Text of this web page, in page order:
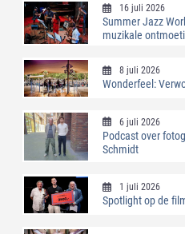
16 juli 2026
Summer Jazz
muzikale
8 juli 2026
Wonderfeel:
6 juli 2026
Podcast over
Schmidt
1 juli 2026
Spotlight op de